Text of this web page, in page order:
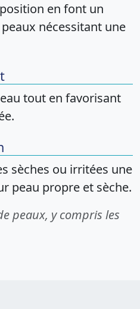
en font un
nécessitant une
tout en favorisant
sèches ou irritées une
peau propre et sèche.
peaux, y compris les